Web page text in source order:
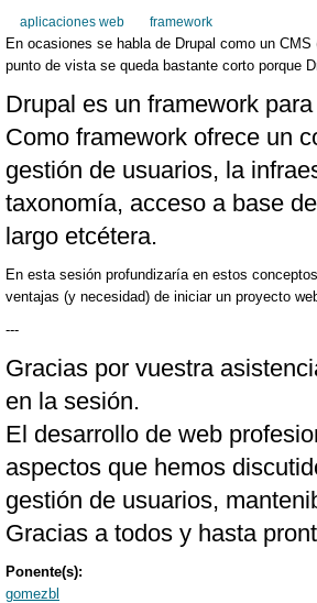
aplicaciones web framework
En ocasiones se habla de Drupal como un
punto de vista se queda bastante corto porque
Drupal es un framework
Como framework ofrece un
gestión de usuarios, la
taxonomía, acceso a base
largo etcétera.
En esta sesión profundizaría en estos
ventajas (y necesidad) de iniciar un proyecto
---
Gracias por vuestra
en la sesión.
El desarrollo de web
aspectos que hemos
gestión de usuarios,
Gracias a todos y hasta
Ponente(s):
gomezbl